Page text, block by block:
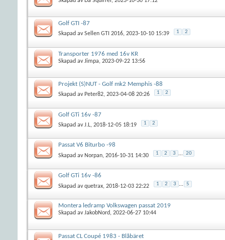
Golf GTI -87
Skapad avSellen GTI 2016, 2023-10-10 15:39 1 2
Transporter 1976 med 16v KR
Skapad avJimpa, 2023-09-22 13:56
Projekt (S)NUT - Golf mk2 Memphis -88
Skapad av Peter82, 2023-04-08 20:26 1 2
Golf GTi 16v -87
Skapad avJ.L, 2018-12-05 18:19 1 2
Passat V6 Biturbo -98
Skapad av Norpan, 2016-10-31 14:30 1 2 3 ... 20
Golf GTi 16v -86
Skapad avquetrax, 2018-12-03 22:22 1 2 3 ... 5
Montera ledramp Volkswagen passat 2019
Skapad avJakobNord, 2022-06-27 10:44
Passat CL Coupé 1983 - Blåbäret